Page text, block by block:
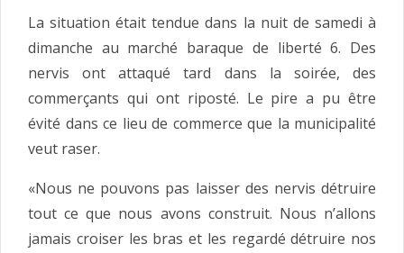
La situation était tendue dans la nuit de samedi à
dimanche au marché baraque de liberté 6. Des
nervis ont attaqué tard dans la soirée, des
commerçants qui ont riposté. Le pire a pu être
évité dans ce lieu de commerce que la municipalité
veut raser.
«Nous ne pouvons pas laisser des nervis détruire
tout ce que nous avons construit. Nous n’allons
jamais croiser les bras et les regardé détruire nos